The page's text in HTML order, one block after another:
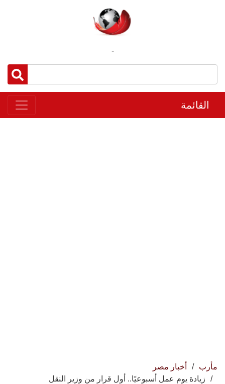
-
القائمة
مأرب
أخبار مصر
زيادة يوم عمل أسبوعيًا.. أول قرار من وزير النقل